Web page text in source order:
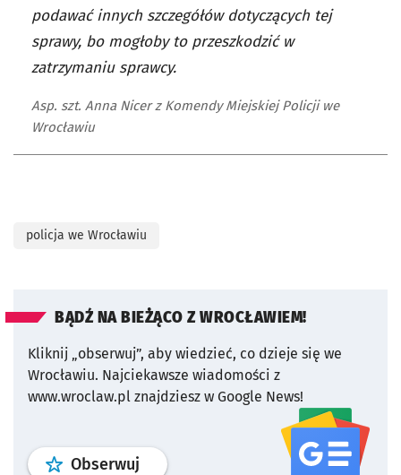
podawać innych szczegółów dotyczących tej
sprawy, bo mogłoby to przeszkodzić w
zatrzymaniu sprawcy.
Asp. szt. Anna Nicer z Komendy Miejskiej Policji we
Wrocławiu
policja we Wrocławiu
BĄDŹ NA BIEŻĄCO Z WROCŁAWIEM!
Kliknij „obserwuj”, aby wiedzieć, co dzieje się we
Wrocławiu. Najciekawsze wiadomości z
www.wroclaw.pl znajdziesz w Google News!
Obserwuj profil serwisu